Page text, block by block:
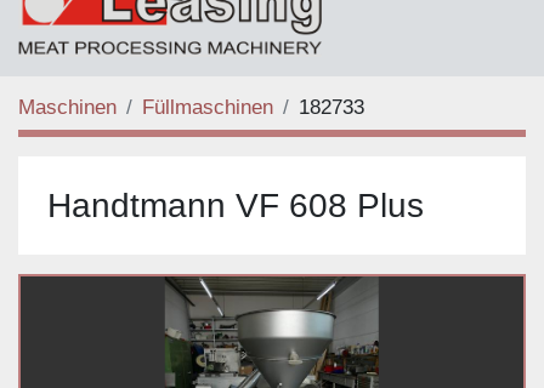
Maschinen Füllmaschinen 182733
Handtmann VF 608 Plus